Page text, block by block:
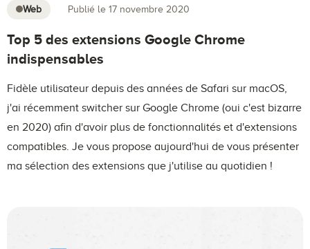
Web Publié le 17 novembre 2020
Top 5 des extensions Google Chrome
indispensables
Fidèle utilisateur depuis des années de Safari sur macOS,
j'ai récemment switcher sur Google Chrome (oui c'est bizarre
en 2020) afin d'avoir plus de fonctionnalités et d'extensions
compatibles. Je vous propose aujourd'hui de vous présenter
ma sélection des extensions que j'utilise au quotidien !